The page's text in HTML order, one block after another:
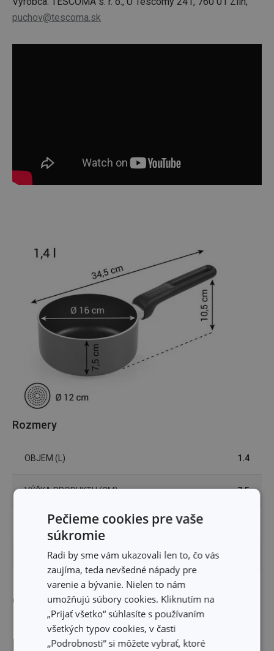
puchov@tescoma.sk
Rozmery
OBJEM (L) 1.4
VÝŠKA PRODUKTU (CM) 7.5
PRIEMER (CM)
PRIEMER INDUKČNÉHO DNA (CM)
Ostatné parametre
MATERIÁL
kov, antiadhézny povrch,
Pečieme cookies pre vaše
súkromie
Radi by sme vám ukazovali len to, čo vás
zaujíma, teda nevšedné nápady pre
varenie a bývanie. Nielen to nám
umožňujú súbory cookies. Kliknutím na
„Prijať všetko“ súhlasíte s používaním
všetkých typov cookies, v časti
„Podrobnosti“ si môžete vybrať, ktoré